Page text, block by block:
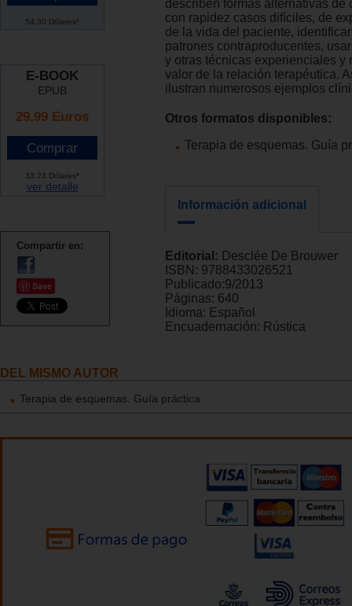
54.30 Dólares*
E-BOOK
EPUB
29.99 Euros
33.23 Dólares*
ver detalle
Compartir en:
Save
describen formas alternativas de
con rapidez casos difíciles, de
de la vida del paciente,
patrones contraproducentes,
y otras técnicas experienciales y
valor de la relación terapéutica.
ilustran numerosos ejemplos
Otros formatos disponibles:
Terapia de esquemas. Guía
Información adicional
Editorial: Desclée De Brouwer
ISBN: 9788433026521
Publicado:9/2013
Páginas: 640
Idioma: Español
Encuadernación: Rústica
DEL MISMO AUTOR
Terapia de esquemas. Guía práctica